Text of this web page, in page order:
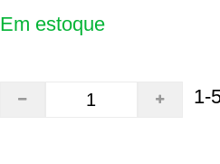
Em estoque
1-